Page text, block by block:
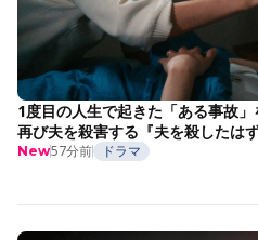
1度目の人生で起きた「ある事故
再び夫を殺害する『夫を殺したは
New57分前 ドラマ